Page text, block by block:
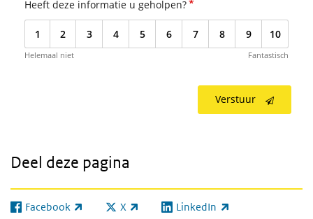
Heeft deze informatie u geholpen?*
1 2 3 4 5 6 7 8 9 10
Helemaal niet Fantastisch
Verstuur
Deel deze pagina
Facebook
(externe link) X
(externe link) LinkedIn
(externe link)